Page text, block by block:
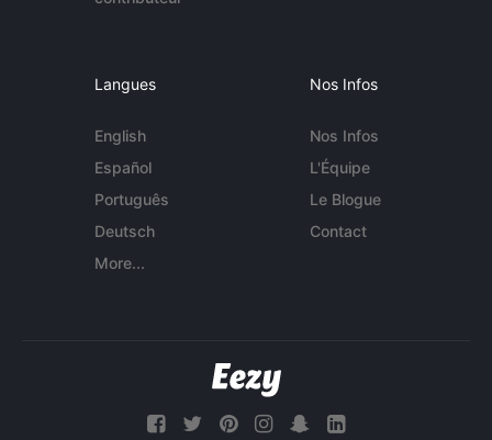
Langues
English
Español
Português
Deutsch
More...
Nos Infos
Nos Infos
L'Équipe
Le Blogue
Contact